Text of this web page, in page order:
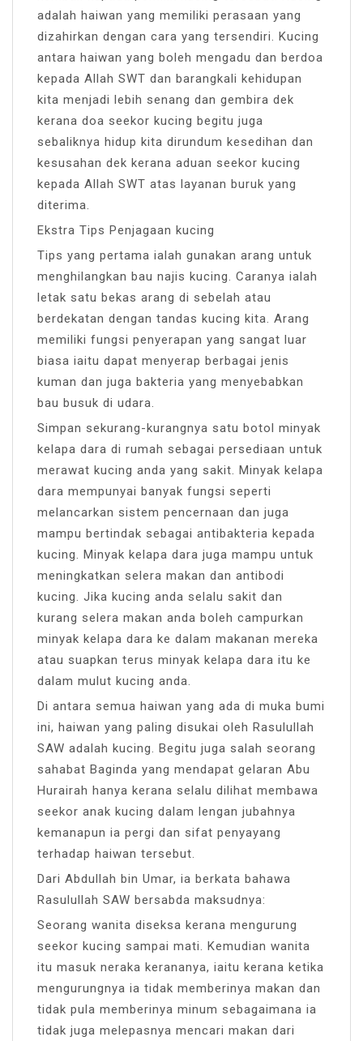
adalah haiwan yang memiliki perasaan yang
dizahirkan dengan cara yang tersendiri. Kucing
antara haiwan yang boleh mengadu dan berdoa
kepada Allah SWT dan barangkali kehidupan
kita menjadi lebih senang dan gembira dek
kerana doa seekor kucing begitu juga
sebaliknya hidup kita dirundum kesedihan dan
kesusahan dek kerana aduan seekor kucing
kepada Allah SWT atas layanan buruk yang
diterima.
Ekstra Tips Penjagaan kucing
Tips yang pertama ialah gunakan arang untuk
menghilangkan bau najis kucing. Caranya ialah
letak satu bekas arang di sebelah atau
berdekatan dengan tandas kucing kita. Arang
memiliki fungsi penyerapan yang sangat luar
biasa iaitu dapat menyerap berbagai jenis
kuman dan juga bakteria yang menyebabkan
bau busuk di udara.
Simpan sekurang-kurangnya satu botol minyak
kelapa dara di rumah sebagai persediaan untuk
merawat kucing anda yang sakit. Minyak kelapa
dara mempunyai banyak fungsi seperti
melancarkan sistem pencernaan dan juga
mampu bertindak sebagai antibakteria kepada
kucing. Minyak kelapa dara juga mampu untuk
meningkatkan selera makan dan antibodi
kucing. Jika kucing anda selalu sakit dan
kurang selera makan anda boleh campurkan
minyak kelapa dara ke dalam makanan mereka
atau suapkan terus minyak kelapa dara itu ke
dalam mulut kucing anda.
Di antara semua haiwan yang ada di muka bumi
ini, haiwan yang paling disukai oleh Rasulullah
SAW adalah kucing. Begitu juga salah seorang
sahabat Baginda yang mendapat gelaran Abu
Hurairah hanya kerana selalu dilihat membawa
seekor anak kucing dalam lengan jubahnya
kemanapun ia pergi dan sifat penyayang
terhadap haiwan tersebut.
Dari Abdullah bin Umar, ia berkata bahawa
Rasulullah SAW bersabda maksudnya:
Seorang wanita diseksa kerana mengurung
seekor kucing sampai mati. Kemudian wanita
itu masuk neraka kerananya, iaitu kerana ketika
mengurungnya ia tidak memberinya makan dan
tidak pula memberinya minum sebagaimana ia
tidak juga melepasnya mencari makan dari